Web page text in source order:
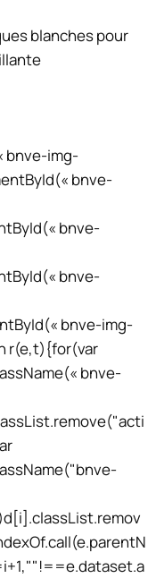
blanches pour
bnve-img-
bnve-
bnve-
bnve-
bnve-img-
r(e,t){for(var
bnve-